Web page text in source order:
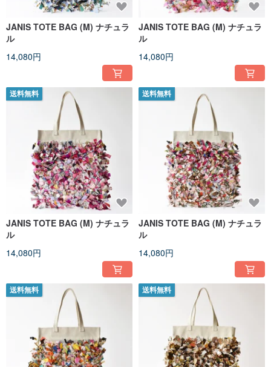
JANIS TOTE BAG (M) ナチュラ
ル
14,080円
JANIS TOTE BAG (M) ナチュラ
ル
14,080円
送料無料
JANIS TOTE BAG (M) ナチュラ
ル
14,080円
送料無料
JANIS TOTE BAG (M) ナチュラ
ル
14,080円
送料無料 送料無料